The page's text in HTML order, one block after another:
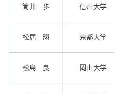
筒井 歩 信州大学
松居 翔 京都大学
松島 良 岡山大学